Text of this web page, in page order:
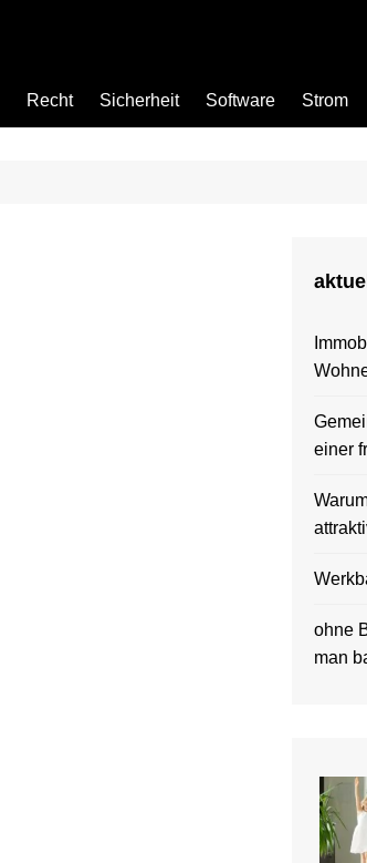
Recht Sicherheit Software Strom
einer
ohne
man